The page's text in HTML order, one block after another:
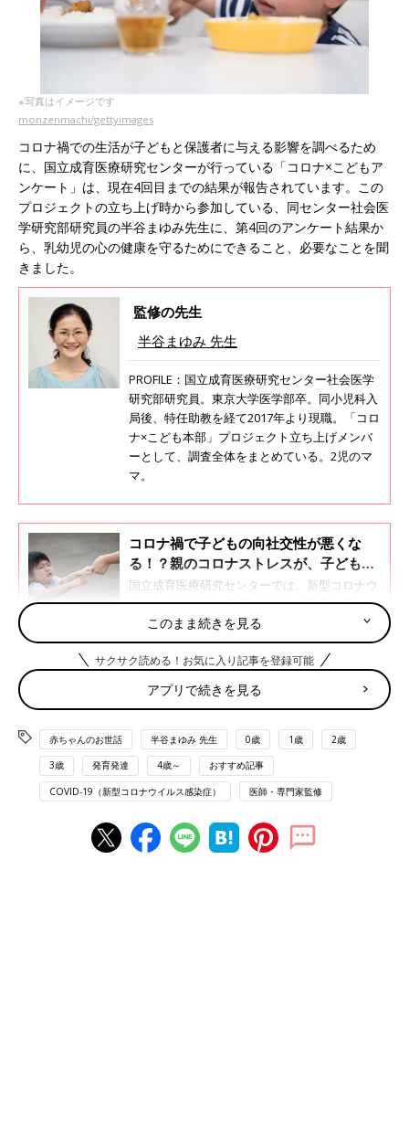
※写真はイメージです
monzenmachi/gettyimages
コロナ禍での生活が子どもと保護者に与える影響を調べるため
に、国立成育医療研究センターが行っている「コロナ×こどもア
ンケート」は、現在4回目までの結果が報告されています。この
プロジェクトの立ち上げ時から参加している、同センター社会医
学研究部研究員の半谷まゆみ先生に、第4回のアンケート結果か
ら、乳幼児の心の健康を守るためにできること、必要なことを聞
きました。
監修の先生
半谷まゆみ 先生
PROFILE：国立成育医療研究センター社会医学
研究部研究員。東京大学医学部卒。同小児科入
局後、特任助教を経て2017年より現職。「コロ
ナ×こども本部」プロジェクト立ち上げメンバ
ーとして、調査全体をまとめている。2児のマ
マ。
コロナ禍で子どもの向社交性が悪くな
る！？親のコロナストレスが、子どもを
見る目に悪影響【専門家】
国立成育医療研究センターでは、新型コロナウ
イルスが子どもと保護者に与える影響を調べる
ために「コロナ×こどもアンケート」を実施。
2021年4月現在、第4回までの結果を発表してい
ます。このプロジェクトの立ち上げ時から参加
している、同センター社会医学研究部研究員の
半谷まゆみ先生に、これまでの調査から見えて
きた、コロナ禍での幼児（未就学児）と保護者
０～2才の子どもの保護者は、食事を作る余裕がな
このまま続きを見る
サクサク読める！お気に入り記事を登録可能
アプリで続きを見る
赤ちゃんのお世話 半谷まゆみ 先生 0歳 1歳 2歳
3歳 発育発達 4歳～ おすすめ記事
COVID-19（新型コロナウイルス感染症） 医師・専門家監修